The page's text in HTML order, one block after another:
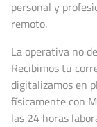
personal y
remoto.
La operativa no
Recibimos tu
digitalizamos en
físicamente con
las 24 horas